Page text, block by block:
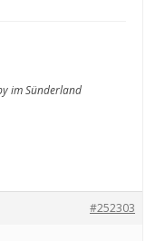
im Sünderland
#252303